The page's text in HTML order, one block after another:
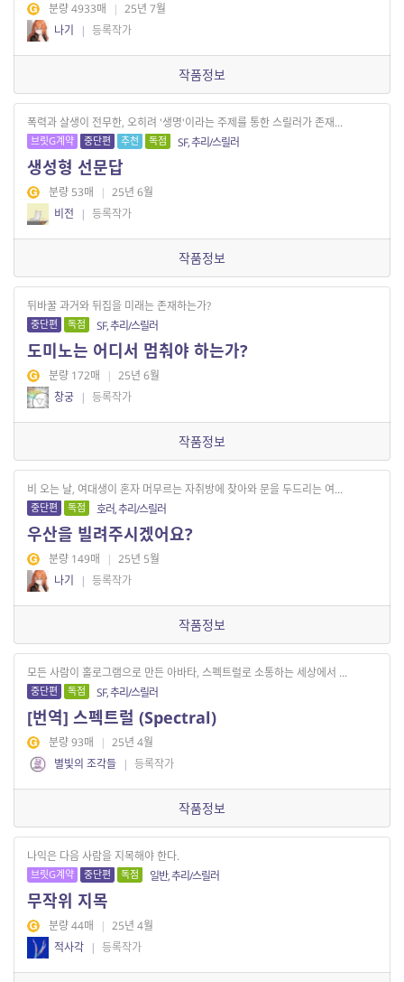
분량 4933매 | 25년 7월
나기
| 등록작가
작품정보
폭력과 살생이 전무한, 오히려 '생명'이라는 주제를 통한 스릴러가 존재...
브릿G계약 중단편 추천 독점 SF, 추리/스릴러
생성형 선문답
분량 53매 | 25년 6월
비전
| 등록작가
작품정보
뒤바꿀 과거와 뒤집을 미래는 존재하는가?
중단편 독점 SF, 추리/스릴러
도미노는 어디서 멈춰야 하는가?
분량 172매 | 25년 6월
창궁 | 등록작가
작품정보
비 오는 날, 여대생이 혼자 머무르는 자취방에 찾아와 문을 두드리는 여...
중단편 독점 호러, 추리/스릴러
우산을 빌려주시겠어요?
분량 149매 | 25년 5월
나기
| 등록작가
작품정보
모든 사람이 홀로그램으로 만든 아바타, 스펙트럴로 소통하는 세상에서 ...
중단편 독점 SF, 추리/스릴러
[번역] 스펙트럴 (Spectral)
분량 93매 | 25년 4월
별빛의 조각들 | 등록작가
작품정보
나익은 다음 사람을 지목해야 한다.
브릿G계약 중단편 독점 일반, 추리/스릴러
무작위 지목
분량 44매 | 25년 4월
적사각 | 등록작가